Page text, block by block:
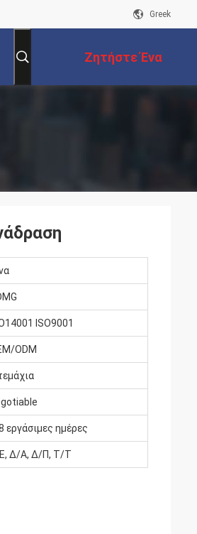
Greek
Ζητήστε Ένα
Απόσπασμα
ISO9001
ODM
εργάσιμες ημέρες
Δ/Α, Δ/Π, Τ/Τ